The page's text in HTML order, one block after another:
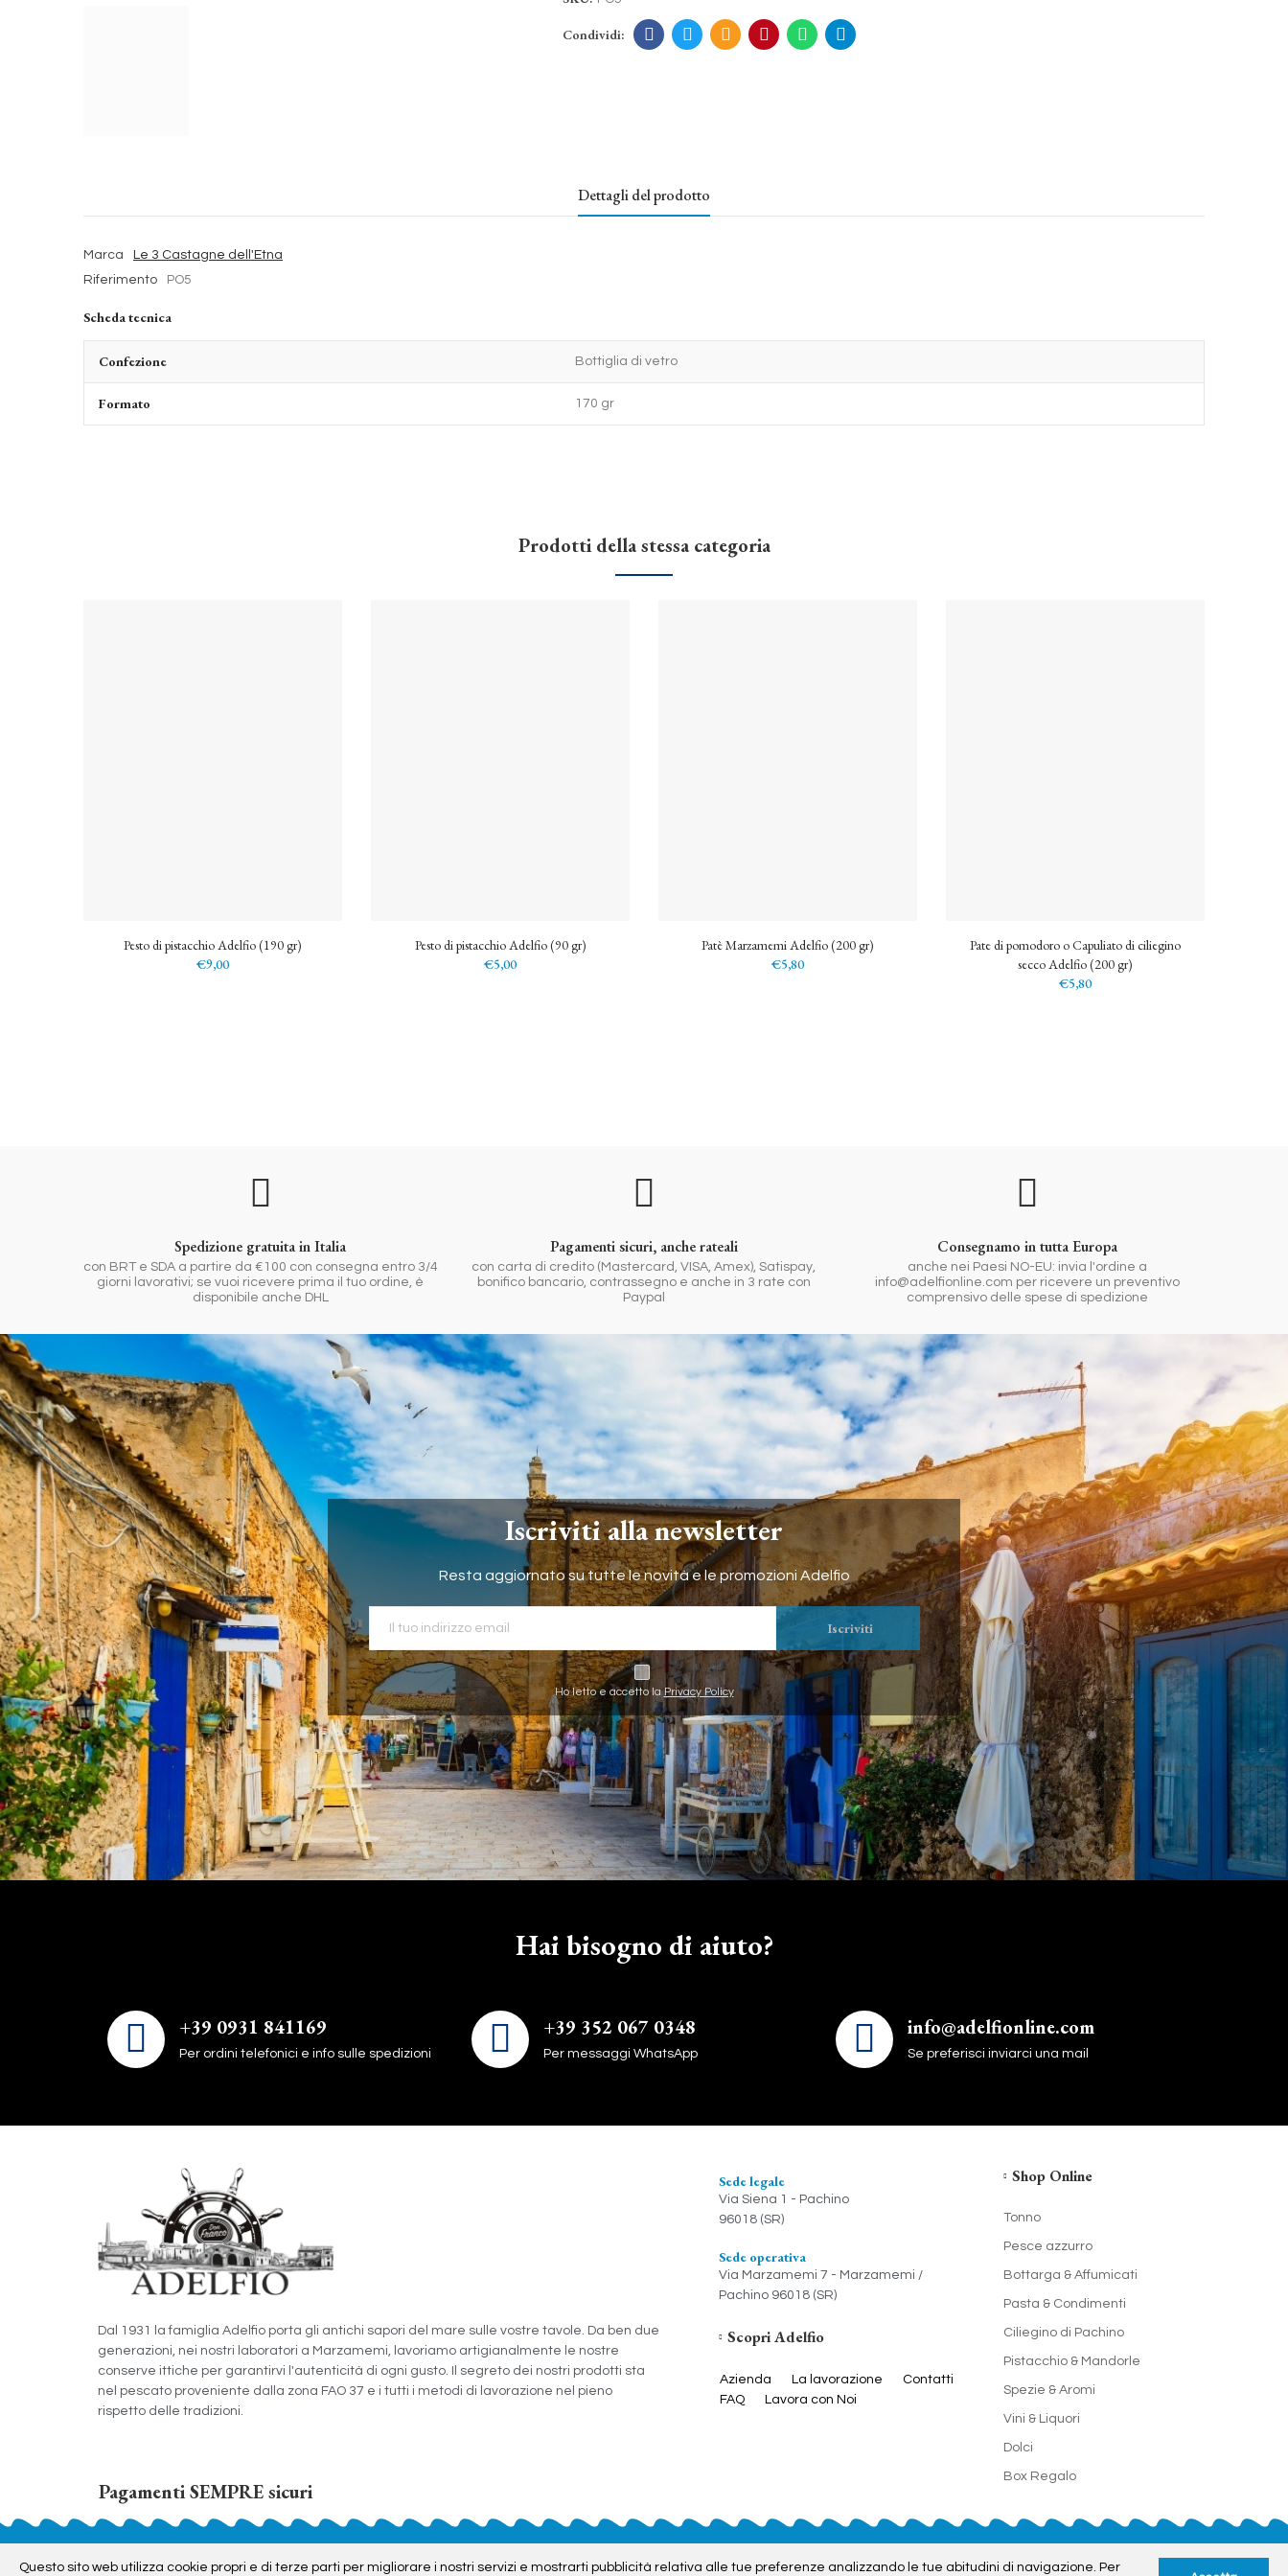
Dettagli del prodotto
Marca
Le 3 Castagne dell'Etna
Riferimento
PO5
Scheda tecnica
Confezione Bottiglia di vetro
Formato 170 gr
Prodotti della stessa categoria
Pesto di pistacchio Adelfio (190 gr)
€9,00
Pesto di pistacchio Adelfio (90 gr)
€5,00
Patè Marzamemi Adelfio (200 gr)
€5,80
Pate di pomodoro o Capuliato di ciliegino
secco Adelfio (200 gr)
€5,80
Spedizione gratuita in Italia
con BRT e SDA a partire da €100 con consegna entro 3/4
giorni lavorativi; se vuoi ricevere prima il tuo ordine, è
disponibile anche DHL
Pagamenti sicuri, anche rateali
con carta di credito (Mastercard, VISA, Amex), Satispay,
bonifico bancario, contrassegno e anche in 3 rate con
Paypal
Consegnamo in tutta Europa
anche nei Paesi NO-EU: invia l'ordine a
info@adelfionline.com per ricevere un preventivo
comprensivo delle spese di spedizione
Iscriviti alla newsletter
Resta aggiornato su tutte le novità e le promozioni Adelfio
Iscriviti
Ho letto e accetto laPrivacy Policy
Hai bisogno di aiuto?
+39 0931 841169
Per ordini telefonici e info sulle spedizioni
+39 352 067 0348
Per messaggi WhatsApp
info@adelfionline.com
Se preferisci inviarci una mail
Dal 1931 la famiglia Adelfio porta gli antichi sapori del mare sulle vostre tavole. Da ben due
generazioni, nei nostri laboratori a Marzamemi, lavoriamo artigianalmente le nostre
conserve ittiche per garantirvi l'autenticità di ogni gusto. Il segreto dei nostri prodotti sta
nel pescato proveniente dalla zona FAO 37 e i tutti i metodi di lavorazione nel pieno
rispetto delle tradizioni.
Sede legale
Via Siena 1 - Pachino
96018 (SR)
Sede operativa
Via Marzamemi 7 - Marzamemi /
Pachino 96018 (SR)
Scopri Adelfio
Azienda La lavorazione
Contatti
FAQ
Lavora con Noi
Pagamenti SEMPRE sicuri
Shop Online
Tonno
Pesce azzurro
Bottarga & Affumicati
Pasta & Condimenti
Ciliegino di Pachino
Pistacchio & Mandorle
Spezie & Aromi
Vini & Liquori
Dolci
Box Regalo
ADELFIO - Prodotti ittici - Marzamemi (SR) Italia | P.IVA: 01971100894 - CF: DLFGTN82D30F258A - IT915CE | N° REA SR-50659
Questo sito web utilizza cookie propri e di terze parti per migliorare i nostri servizi e mostrarti pubblicità relativa alle tue preferenze analizzando le tue abitudini di navigazione. Per